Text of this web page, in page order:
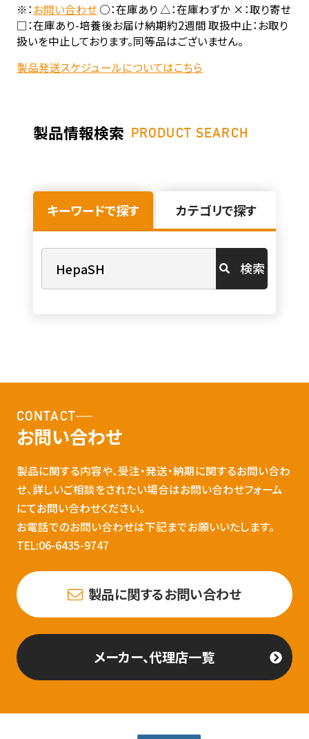
※：お問い合わせ○：在庫あり △：在庫わずか ×：取り寄せ
□：在庫あり-培養後お届け納期約2週間 取扱中止：お取り
扱いを中止しております。同等品はございません。
製品発送スケジュールについてはこちら
製品情報検索 PRODUCT SEARCH
キーワードで探す カテゴリで探す
検索
CONTACT
お問い合わせ
製品に関する内容や、受注・発送・納期に関するお問い合わ
せ、詳しいご相談をされたい場合はお問い合わせフォーム
にてお問い合わせください。
お電話でのお問い合わせは下記までお願いいたします。
TEL:06-6435-9747
製品に関するお問い合わせ
メーカー、代理店一覧